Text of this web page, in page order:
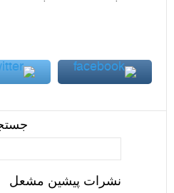
نشرات پیشین مشعل